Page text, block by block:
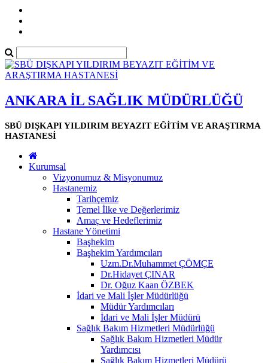
ANKARA İL SAĞLIK MÜDÜRLÜĞÜ
SBÜ DIŞKAPI YILDIRIM BEYAZIT EĞİTİM VE ARAŞTIRMA
HASTANESİ
Kurumsal
Vizyonumuz & Misyonumuz
Hastanemiz
Tarihçemiz
Temel İlke ve Değerlerimiz
Amaç ve Hedeflerimiz
Hastane Yönetimi
Başhekim
Başhekim Yardımcıları
Uzm.Dr.Muhammet ÇÖMÇE
Dr.Hidayet ÇINAR
Dr. Oğuz Kaan ÖZBEK
İdari ve Mali İşler Müdürlüğü
Müdür Yardımcıları
İdari ve Mali İşler Müdürü
Sağlık Bakım Hizmetleri Müdürlüğü
Sağlık Bakım Hizmetleri Müdür
Yardımcısı
Sağlık Bakım Hizmetleri Müdürü